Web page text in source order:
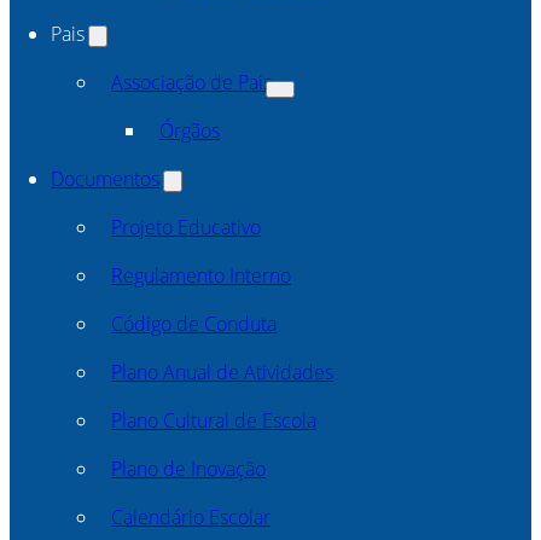
Pais
Associação de Pais
Órgãos
Documentos
Projeto Educativo
Regulamento Interno
Código de Conduta
Plano Anual de Atividades
Plano Cultural de Escola
Plano de Inovação
Calendário Escolar